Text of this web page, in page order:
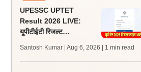
UPESSC UPTET
Result 2026 LIVE:
यूपीटीईटी रिजल्ट
जल्द, जानें लेटेस्ट अपडेट,
पासिंग मार्क्स
Santosh Kumar | Aug 6, 2026 | 1 min read